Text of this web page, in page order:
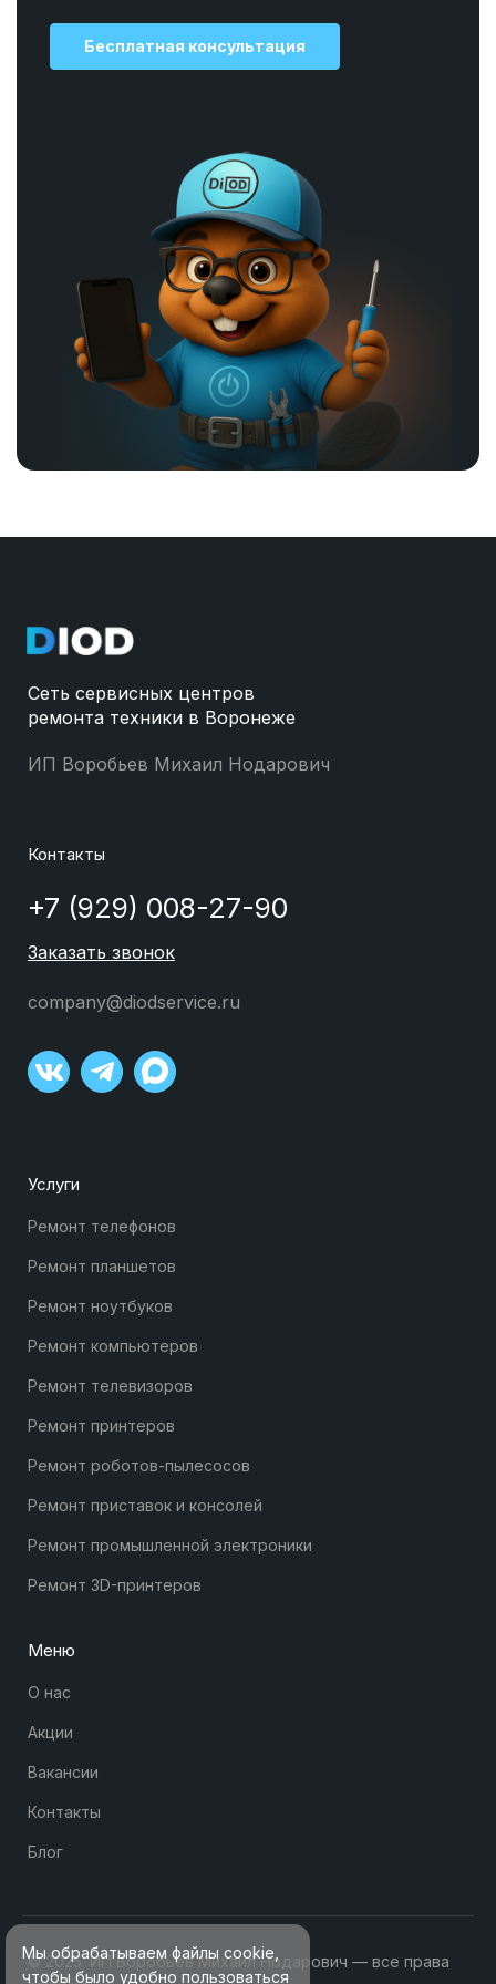
Бесплатная консультация
Сеть сервисных центров
ремонта техники в Воронеже
ИП Воробьев Михаил Нодарович
Контакты
+7 (929) 008-27-90
Заказать звонок
company@diodservice.ru
Услуги
Ремонт телефонов
Ремонт планшетов
Ремонт ноутбуков
Ремонт компьютеров
Ремонт телевизоров
Ремонт принтеров
Ремонт роботов-пылесосов
Ремонт приставок и консолей
Ремонт промышленной электроники
Ремонт 3D-принтеров
Меню
О нас
Акции
Вакансии
Контакты
Блог
© 2025. ИП Воробьев Михаил Нодарович — все права
Мы обрабатываем файлы cookie,
чтобы было удобно пользоваться